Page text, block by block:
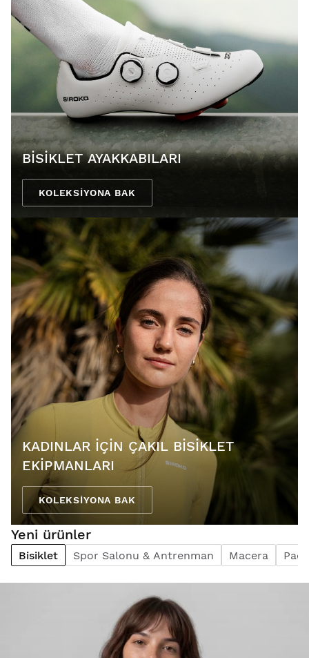
BISIKLET AYAKKABILARI
KOLEKSIYONA BAK
KADINLAR IÇIN ÇAKIL BISIKLET
EKIPMANLARI
KOLEKSIYONA BAK
Yeni ürünler
Bisiklet Spor Salonu & Antrenman Macera